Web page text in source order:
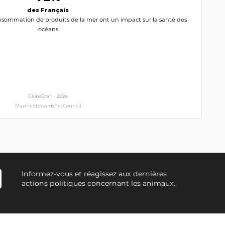
des Français
de produits de la mer ont un impact sur la santé des
océans
GlobeScan - 2024
Marine Stewardship Council
Informez-vous et réagissez aux dernières
actions politiques concernant les animaux.